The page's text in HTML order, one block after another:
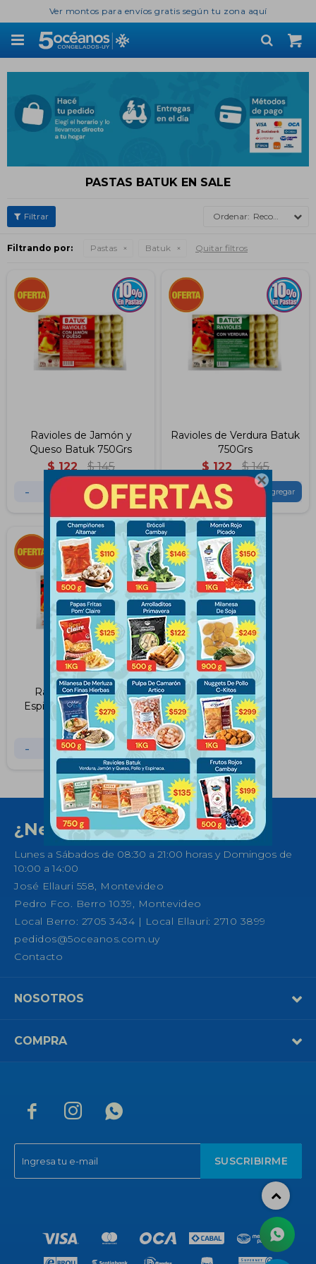

Ver montos para envíos gratis según tu zona aquí

PASTAS BATUK EN SALE
Recomendados
Filtrando por: Pastas Batuk Quitar filtros
Ravioles de Jamón y
Queso Batuk 750Grs
$ 122 $ 145
- +
Ravioles de Verdura Batuk
750Grs
$ 122 $ 145
-
Ravioles de Pollo y
Espinaca Batuk 750Grs
122 $ 145
- +
  
SUSCRIBIRME
¿Necesitas ayuda?
Lunes a Sábados de 08:30 a 21:00 horas y Domingos de
10:00 a 14:00
José Ellauri 558, Montevideo
Pedro Fco. Berro 1039, Montevideo
Local Berro: 2705 3434 | Local Ellauri: 2710 3899
pedidos@5oceanos.com.uy
Contacto
NOSOTROS
COMPRA